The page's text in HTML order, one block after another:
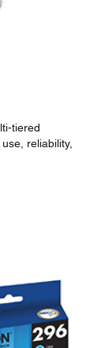
tiered
reliability,